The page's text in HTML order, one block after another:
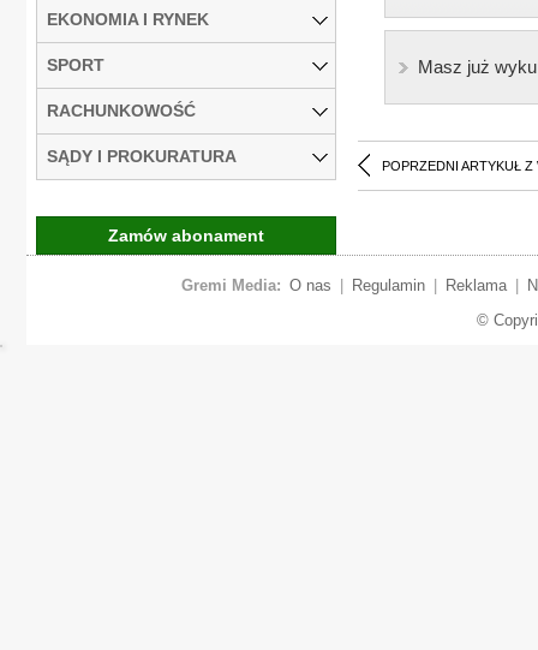
Masz już
POPRZEDNI ARTYKUŁ Z
EKONOMIA I RYNEK
SPORT
RACHUNKOWOŚĆ
SĄDY I PROKURATURA
Zamów abonament
Gremi Media: O nas Regulamin Reklama
©